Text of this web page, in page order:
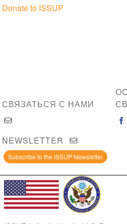
Donate to ISSUP
СВЯЗАТЬСЯ С НАМИ
NEWSLETTER
Subscribe to the ISSUP Newsletter